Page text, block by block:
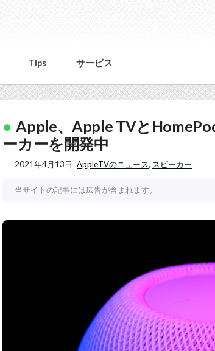
Tips サービス
Apple、Apple TVと
ーカーを開発中
2021年4月13日 AppleTVのニュース, スピーカー
当サイトの記事には広告が含まれます。